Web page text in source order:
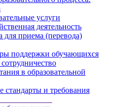
услуги
деятельность
для приема (перевода)
поддержки обучающихся
в образовательной
стандарты и требования